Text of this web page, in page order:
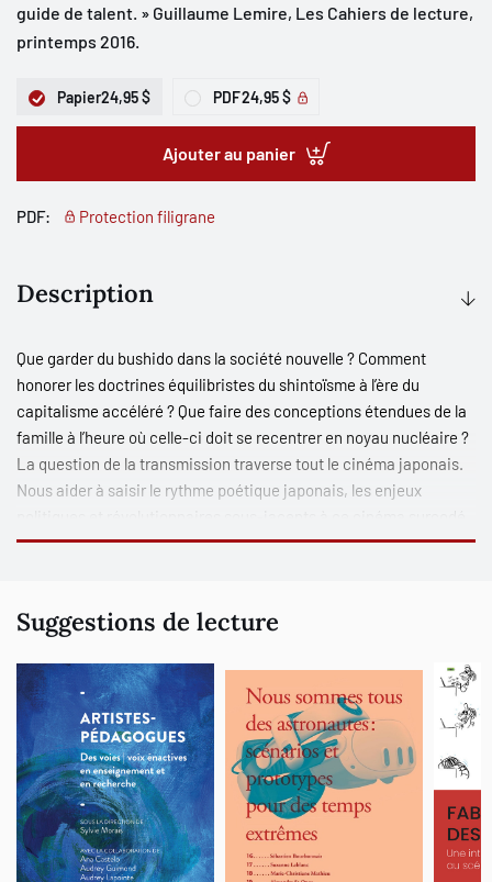
guide de talent. » Guillaume Lemire, Les Cahiers de lecture,
printemps 2016.
Papier24,95 $ PDF24,95 $
Ajouter au panier
PDF: Protection filigrane
Description
Que garder du bushido dans la société nouvelle ? Comment
honorer les doctrines équilibristes du shintoïsme à l’ère du
capitalisme accéléré ? Que faire des conceptions étendues de la
famille à l’heure où celle-ci doit se recentrer en noyau nucléaire ?
La question de la transmission traverse tout le cinéma japonais.
Nous aider à saisir le rythme poétique japonais, les enjeux
dont les clés sont moins l’affaire d’une élite bourgeoise que celle
Extrait de la préface de Mathieu Li-Goyette
Suggestions de lecture